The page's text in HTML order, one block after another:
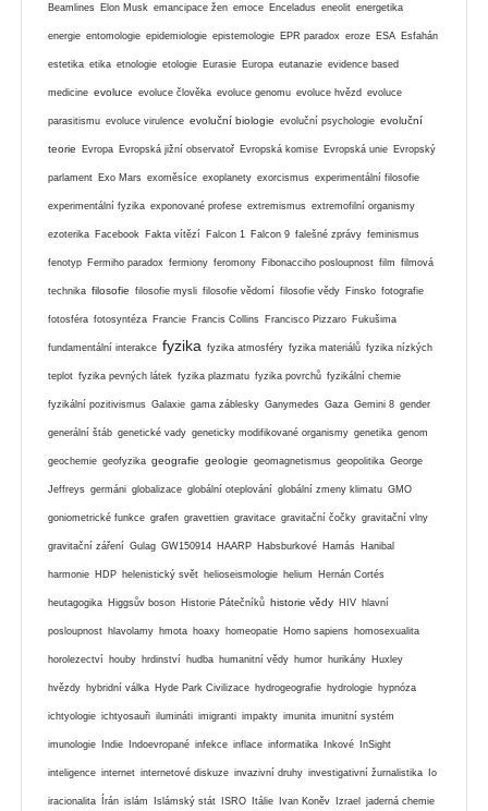
Beamlines Elon Musk emancipace žen emoce Enceladus eneolit energetika
energie entomologie epidemiologie epistemologie EPR paradox eroze ESA Esfahán
estetika etika etnologie etologie Eurasie Europa eutanazie evidence based
medicine evoluce evoluce člověka evoluce genomu evoluce hvězd evoluce
parasitismu evoluce virulence evoluční biologie evoluční psychologie evoluční
teorie Evropa Evropská jižní observatoř Evropská komise Evropská unie Evropský
parlament Exo Mars exoměsíce exoplanety exorcismus experimentální filosofie
experimentální fyzika exponované profese extremismus extremofilní organismy
ezoterika Facebook Fakta vítězí Falcon 1 Falcon 9 falešné zprávy feminismus
fenotyp Fermiho paradox fermiony feromony Fibonacciho posloupnost film filmová
technika filosofie filosofie mysli filosofie vědomí filosofie vědy Finsko fotografie
fotosféra fotosyntéza Francie Francis Collins Francisco Pizzaro Fukušima
fundamentální interakce fyzika fyzika atmosféry fyzika materiálů fyzika nízkých
teplot fyzika pevných látek fyzika plazmatu fyzika povrchů fyzikální chemie
fyzikální pozitivismus Galaxie gama záblesky Ganymedes Gaza Gemini 8 gender
generální štáb genetické vady geneticky modifikované organismy genetika genom
geochemie geofyzika geografie geologie geomagnetismus geopolitika George
Jeffreys germáni globalizace globální oteplování globální zmeny klimatu GMO
goniometrické funkce grafen gravettien gravitace gravitační čočky gravitační vlny
gravitační záření Gulag GW150914 HAARP Habsburkové Hamás Hanibal
harmonie HDP helenistický svět helioseismologie helium Hernán Cortés
heutagogika Higgsův boson Historie Pátečníků historie vědy HIV hlavní
posloupnost hlavolamy hmota hoaxy homeopatie Homo sapiens homosexualita
horolezectví houby hrdinství hudba humanitní vědy humor hurikány Huxley
hvězdy hybridní válka Hyde Park Civilizace hydrogeografie hydrologie hypnóza
ichtyologie ichtyosauři ilumináti imigranti impakty imunita imunitní systém
imunologie Indie Indoevropané infekce inflace informatika Inkové InSight
inteligence internet internetové diskuze invazivní druhy investigativní žurnalistika Io
iracionalita Írán islám Islámský stát ISRO Itálie Ivan Koněv Izrael jaderná chemie